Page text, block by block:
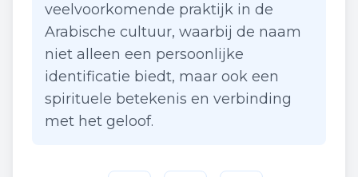
veelvoorkomende praktijk in de
Arabische cultuur, waarbij de naam
niet alleen een persoonlijke
identificatie biedt, maar ook een
spirituele betekenis en verbinding
met het geloof.